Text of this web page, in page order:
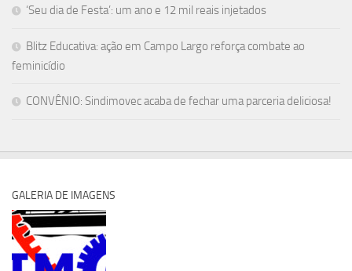
‘Seu dia de Festa’: um ano e 12 mil reais injetados
Blitz Educativa: ação em Campo Largo reforça combate ao
feminicídio
CONVÊNIO: Sindimovec acaba de fechar uma parceria deliciosa!
GALERIA DE IMAGENS